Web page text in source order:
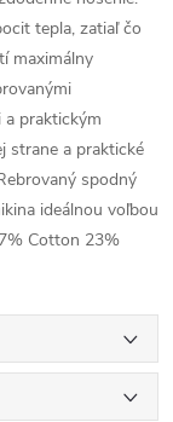
tepla, zatiaľ čo
maximálny
a praktickým
strane a praktické
spodný
ideálnou voľbou
Cotton 23%